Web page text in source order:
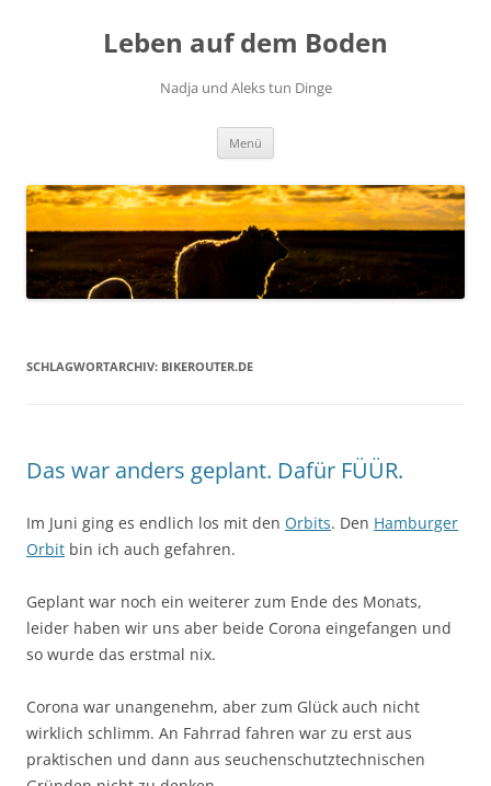
Leben auf dem Boden
Nadja und Aleks tun Dinge
Menü
SCHLAGWORTARCHIV: BIKEROUTER.DE
Das war anders geplant. Dafür FÜÜR.
Im Juni ging es endlich los mit den Orbits. Den Hamburger
Orbit bin ich auch gefahren.
Geplant war noch ein weiterer zum Ende des Monats,
leider haben wir uns aber beide Corona eingefangen und
so wurde das erstmal nix.
Corona war unangenehm, aber zum Glück auch nicht
wirklich schlimm. An Fahrrad fahren war zu erst aus
praktischen und dann aus seuchenschutztechnischen